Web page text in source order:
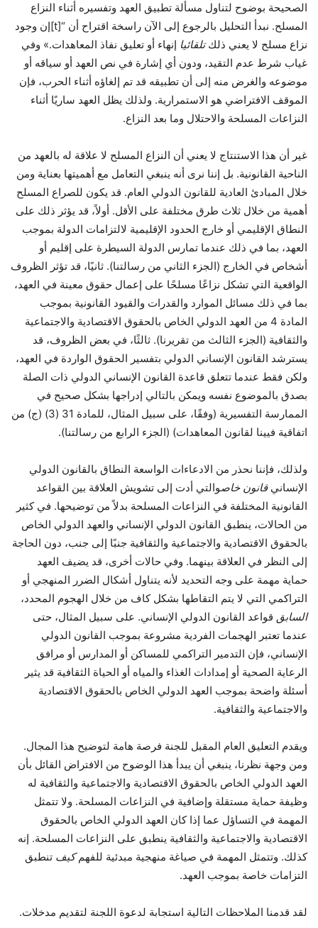
الصحيحة بوضوح لتناول مسألة تطبيق العهد وتفسيره أثناء النزاع
المسلح. نبدأ التحليل بالرجوع إلى الآن راسخة
اقتراح أن “[t]إن وجود
نزاع مسلح لا يعني ذلكتلقائيا إنهاء أو تعليق نفاذ المعاهدات.» وفي
غياب شرط عدم التقيد، ودون أي إشارة في نص العهد أو سياقه أو
موضوعه والغرض منه إلى أن تطبيقه قد تم إلغاؤه أثناء الحرب، فإن
الموقف الافتراضي هو الاستمرارية. ولذلك يظل العهد ساريًا أثناء
النزاعات المسلحة والاحتلال وما بعد النزاع.
غير أن هذا الاستنتاج لا يعني أن النزاع المسلح لا علاقة له بالعهد من
الناحية القانونية. بل إننا نرى أنه ينبغي التعامل مع أهميتها بعناية ومن
خلال المبادئ العادية للقانون الدولي العام. قد يكون للصراع المسلح
أهمية من خلال ثلاث طرق مختلفة على الأقل. أولاً، قد يؤثر ذلك على
النطاق الإقليمي أو خارج الحدود الإقليمية لالتزامات الدولة بموجب
العهد، بما في ذلك عندما تمارس الدولة السيطرة على إقليم أو
أشخاص في الخارج (الجزء الثاني من رسالتنا). ثانيًا، قد تؤثر الظروف
الواقعية التي تشكل نزاعًا مسلحًا على إعمال حقوق معينة في العهد،
بما في ذلك مسائل الموارد والقدرات والقيود القانونية بموجب
المادة 4 من العهد الدولي الخاص بالحقوق الاقتصادية والاجتماعية
والثقافية (الجزء الثالث من تقريرنا). ثالثًا، في بعض الظروف، قد
يسترشد القانون الإنساني الدولي بتفسير الحقوق الواردة في العهد،
ولكن فقط عندما تتعلق قاعدة القانون الإنساني الدولي ذات الصلة
بصدق بالموضوع نفسه ويمكن بالتالي إدراجها بشكل صحيح في
الممارسة التفسيرية (وفقًا، على سبيل المثال، للمادة 31 (3) (ج) من
اتفاقية فيينا لقانون المعاهدات) (الجزء الرابع من رسالتنا).
ولذلك، فإننا نحذر من الادعاءات الواسعة النطاق بالقانون الدولي
الإنسانيقانون خاصوالتي أدت إلى تشويش العلاقة بين القواعد
القانونية المختلفة في النزاعات المسلحة بدلاً من توضيحها. في كثير
من الحالات، ينطبق القانون الدولي الإنساني والعهد الدولي الخاص
بالحقوق الاقتصادية والاجتماعية والثقافية جنبًا إلى جنب، دون الحاجة
إلى النظر في العلاقة بينهما. وفي حالات أخرى، قد يضيف العهد
حماية مهمة على وجه التحديد لأنه يتناول أشكال الضرر المنهجي أو
التراكمي التي لا يتم التقاطها بشكل كاف من خلال الهجوم المحدد،
السابق قواعد القانون الدولي الإنساني. على سبيل المثال، حتى
عندما تعتبر الهجمات الفردية مشروعة بموجب القانون الدولي
الإنساني، فإن التدمير التراكمي للمساكن أو المدارس أو مرافق
الرعاية الصحية أو إمدادات الغذاء والمياه أو الحياة الثقافية قد يثير
أسئلة واضحة بموجب العهد الدولي الخاص بالحقوق الاقتصادية
والاجتماعية والثقافية.
ويقدم التعليق العام المقبل للجنة فرصة هامة لتوضيح هذا المجال.
ومن وجهة نظرنا، ينبغي أن يبدأ هذا الوضوح من الافتراض القائل بأن
العهد الدولي الخاص بالحقوق الاقتصادية والاجتماعية والثقافية له
وظيفة حماية مستقلة وإضافية في النزاعات المسلحة. ولا تتمثل
المهمة في التساؤل عما إذا كان العهد الدولي الخاص بالحقوق
الاقتصادية والاجتماعية والثقافية ينطبق على النزاعات المسلحة. إنه
كذلك. وتتمثل المهمة في صياغة منهجية مبدئية للفهمكيف تنطبق
التزامات خاصة بموجب العهد.
لقد قدمنا ​​الملاحظات التالية استجابة لدعوة اللجنة لتقديم مدخلات.